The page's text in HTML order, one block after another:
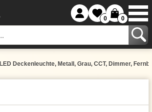
0 0
LED Deckenleuchte, Metall, Grau, CCT, Dimmer,